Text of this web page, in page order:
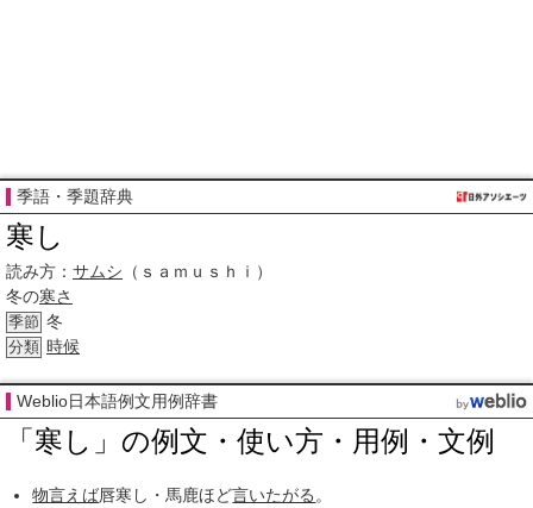
季語・季題辞典
寒し
読み方： サムシ （ｓａｍｕｓｈｉ）
冬の寒さ
季節 冬
分類 時候
Weblio日本語例文用例辞書
「寒し」の例文・使い方・用例・文例
物言えば唇寒し・馬鹿ほど言いたがる 。